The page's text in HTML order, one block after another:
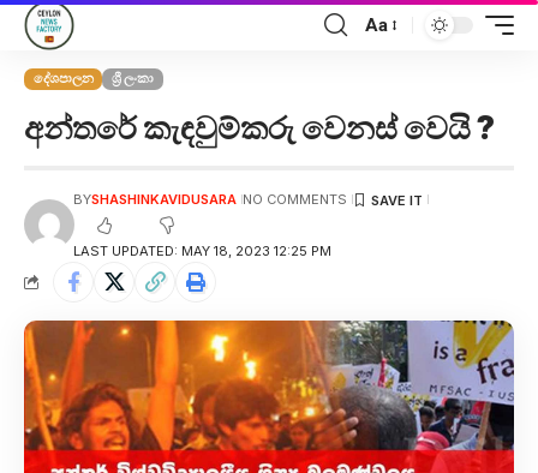
Aa
දේශපාලන ශ්‍රී ලංකා
අන්තරේ කැඳවුම්කරු වෙනස් වෙයි ?
LAST UPDATED: MAY 18, 2023 12:25 PM
BYSHASHINKAVIDUSARA NO COMMENTS